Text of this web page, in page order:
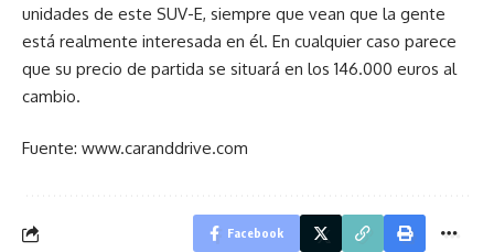
unidades de este SUV-E, siempre que vean que la gente
está realmente interesada en él. En cualquier caso parece
que su precio de partida se situará en los 146.000 euros al
cambio.
Fuente: www.caranddrive.com
Facebook